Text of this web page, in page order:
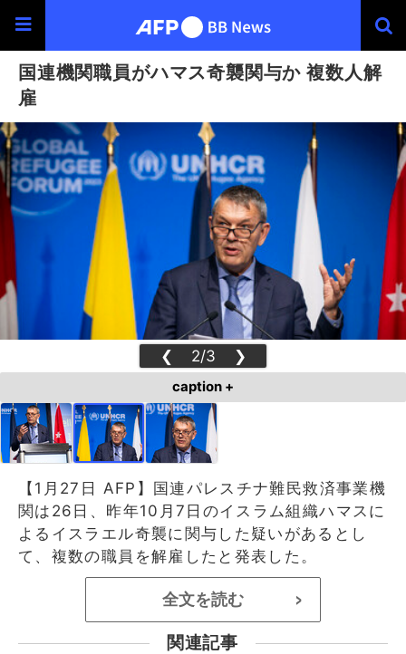
国連機関職員がハマス奇襲関与か 複数人解
雇
❮ 2/3 ❯
caption +
【1月27日 AFP】国連パレスチナ難民救済事業機
関は26日、昨年10月7日のイスラム組織ハマスに
よるイスラエル奇襲に関与した疑いがあるとし
て、複数の職員を解雇したと発表した。
全文を読む >
関連記事